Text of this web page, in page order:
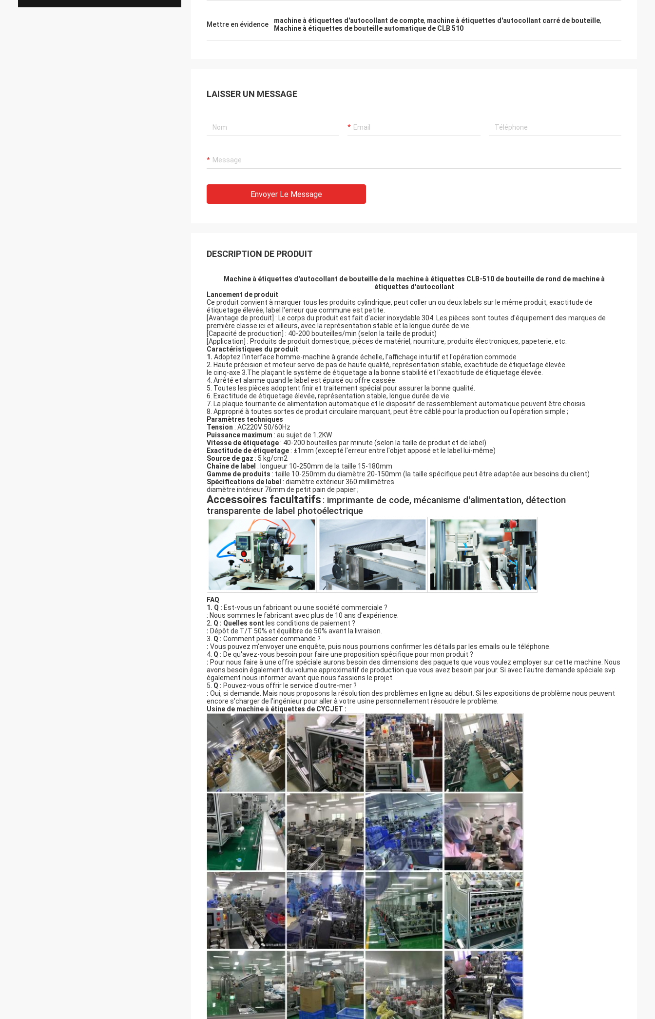
Mettre en évidence machine à étiquettes d'autocollant de compte, machine à étiquettes d'autocollant carré de bouteille,
Machine à étiquettes de bouteille automatique de CLB 510
LAISSER UN MESSAGE
Envoyer Le Message
DESCRIPTION DE PRODUIT
Machine à étiquettes d'autocollant de bouteille de la machine à étiquettes CLB-510 de bouteille de rond de machine à
étiquettes d'autocollant
Lancement de produit
Ce produit convient à marquer tous les produits cylindrique, peut coller un ou deux labels sur le même produit, exactitude de
étiquetage élevée, label l'erreur que commune est petite.
[Avantage de produit] : Le corps du produit est fait d'acier inoxydable 304. Les pièces sont toutes d'équipement des marques de
première classe ici et ailleurs, avec la représentation stable et la longue durée de vie.
[Capacité de production] : 40-200 bouteilles/min (selon la taille de produit)
[Application] : Produits de produit domestique, pièces de matériel, nourriture, produits électroniques, papeterie, etc.
Caractéristiques du produit
1. Adoptez l'interface homme-machine à grande échelle, l'affichage intuitif et l'opération commode
2. Haute précision et moteur servo de pas de haute qualité, représentation stable, exactitude de étiquetage élevée.
le cinq-axe 3.The plaçant le système de étiquetage a la bonne stabilité et l'exactitude de étiquetage élevée.
4. Arrêté et alarme quand le label est épuisé ou offre cassée.
5. Toutes les pièces adoptent finir et traitement spécial pour assurer la bonne qualité.
6. Exactitude de étiquetage élevée, représentation stable, longue durée de vie.
7. La plaque tournante de alimentation automatique et le dispositif de rassemblement automatique peuvent être choisis.
8. Approprié à toutes sortes de produit circulaire marquant, peut être câblé pour la production ou l'opération simple ;
Paramètres techniques
Tension : AC220V 50/60Hz
Puissance maximum : au sujet de 1.2KW
Vitesse de étiquetage : 40-200 bouteilles par minute (selon la taille de produit et de label)
Exactitude de étiquetage : ±1mm (excepté l'erreur entre l'objet apposé et le label lui-même)
Source de gaz : 5 kg/cm2
Chaîne de label : longueur 10-250mm de la taille 15-180mm
Gamme de produits : taille 10-250mm du diamètre 20-150mm (la taille spécifique peut être adaptée aux besoins du client)
Spécifications de label : diamètre extérieur 360 millimètres
diamètre intérieur 76mm de petit pain de papier ;
Accessoires facultatifs : imprimante de code, mécanisme d'alimentation, détection
transparente de label photoélectrique
FAQ
1. Q : Est-vous un fabricant ou une société commerciale ?
: Nous sommes le fabricant avec plus de 10 ans d'expérience.
2. Q : Quelles sont les conditions de paiement ?
: Dépôt de T/T 50% et équilibre de 50% avant la livraison.
3. Q : Comment passer commande ?
: Vous pouvez m'envoyer une enquête, puis nous pourrions confirmer les détails par les emails ou le téléphone.
4. Q : De qu'avez-vous besoin pour faire une proposition spécifique pour mon produit ?
: Pour nous faire à une offre spéciale aurons besoin des dimensions des paquets que vous voulez employer sur cette machine. Nous
avons besoin également du volume approximatif de production que vous avez besoin par jour. Si avec l'autre demande spéciale svp
également nous informer avant que nous fassions le projet.
5. Q : Pouvez-vous offrir le service d'outre-mer ?
: Oui, si demande. Mais nous proposons la résolution des problèmes en ligne au début. Si les expositions de problème nous peuvent
encore s'charger de l'ingénieur pour aller à votre usine personnellement résoudre le problème.
Usine de machine à étiquettes de CYCJET :